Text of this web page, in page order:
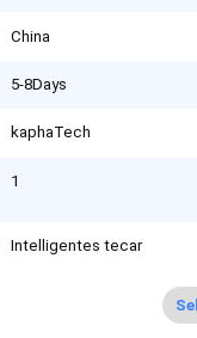
China
5-8Days
kaphaTech
1
Intelligentes tecar